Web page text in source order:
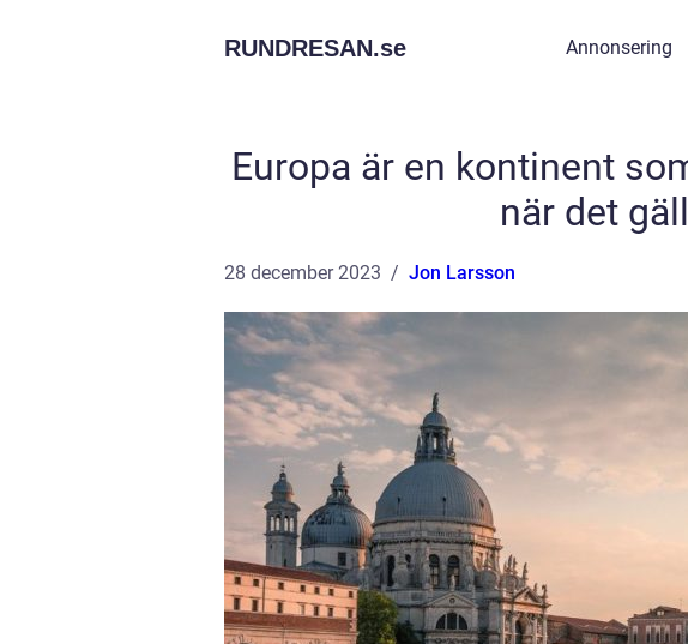
RUNDRESAN.se Annonsering
Europa är en kontinent
när det
28 december 2023 Jon Larsson